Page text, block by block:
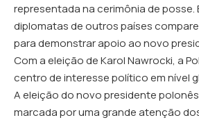
representada na cerimônia de posse.
diplomatas de outros países
para demonstrar apoio ao novo
Com a eleição de Karol Nawrocki, a
centro de interesse político em nível
A eleição do novo presidente
marcada por uma grande atenção